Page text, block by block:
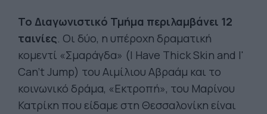
Το Διαγωνιστικό Τμήμα περιλαμβάνει 12
ταινίες. Οι δύο, η υπέροχη δραματική
κομεντί «Σμαράγδα» (I Have Thick Skin and I'
Can't Jump) του Αιμίλιου Αβραάμ και το
κοινωνικό δράμα, «Εκτροπή», του Μαρίνου
Κατρίκη που είδαμε στη Θεσσαλονίκη είναι